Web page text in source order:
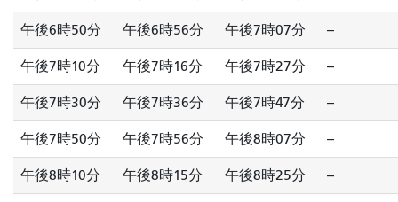
午後6時50分 午後6時56分 午後7時07分 --
午後7時10分 午後7時16分 午後7時27分 --
午後7時30分 午後7時36分 午後7時47分 --
午後7時50分 午後7時56分 午後8時07分 --
午後8時10分 午後8時15分 午後8時25分 --